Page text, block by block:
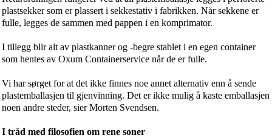
plastsekker som er plassert i sekkestativ i fabrikken. Når sekkene er
fulle, legges de sammen med pappen i en komprimator.
I tillegg blir alt av plastkanner og -begre stablet i en egen container
som hentes av Oxum Containerservice når de er fulle.
Vi har sørget for at det ikke finnes noe annet alternativ enn å sende
plastemballasjen til gjenvinning. Det er ikke mulig å kaste emballasjen
noen andre steder, sier Morten Svendsen.
I tråd med filosofien om rene soner